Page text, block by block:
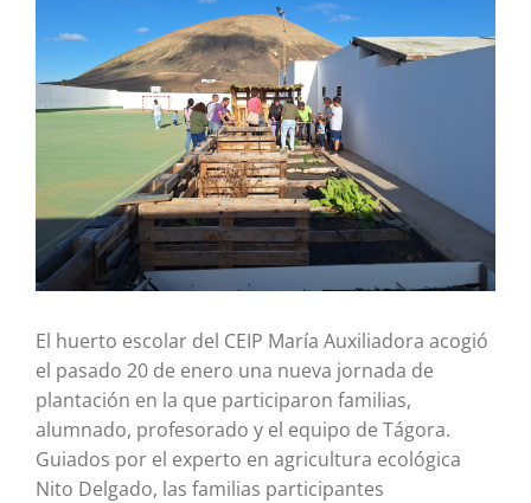
grande
El huerto escolar del CEIP María Auxiliadora acogió
el pasado 20 de enero una nueva jornada de
plantación en la que participaron familias,
alumnado, profesorado y el equipo de Tágora.
Guiados por el experto en agricultura ecológica
Nito Delgado, las familias participantes